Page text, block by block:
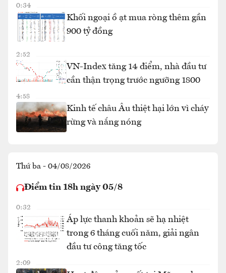
0:34
Khối ngoại ồ ạt mua ròng thêm gần
900 tỷ đồng
2:52
VN-Index tăng 14 điểm, nhà đầu tư
cần thận trọng trước ngưỡng 1800
4:58
Kinh tế châu Âu thiệt hại lớn vì cháy
rừng và nắng nóng
Thứ ba - 04/08/2026
Điểm tin 18h ngày 05/8
0:32
Áp lực thanh khoản sẽ hạ nhiệt
trong 6 tháng cuối năm, giải ngân
đầu tư công tăng tốc
2:09